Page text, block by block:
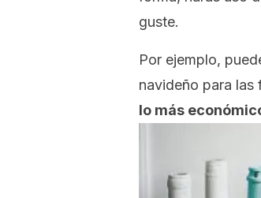
guste.
Por ejemplo,
navideño para las
lo más